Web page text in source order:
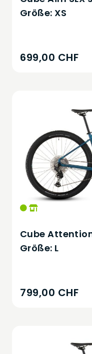
Größe: XS
699,00 CHF
Cube
Größe: L
799,00 CHF